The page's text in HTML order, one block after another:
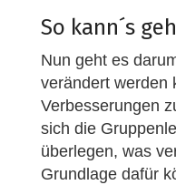
So kann´s
Nun geht es
verändert werden
Verbesserungen
sich die
überlegen, was
Grundlage dafür